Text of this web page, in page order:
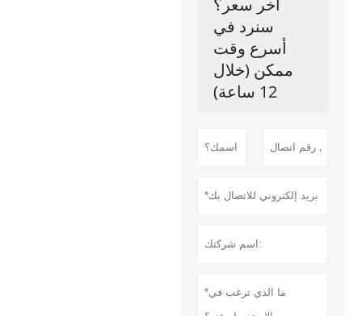
سنرد في
أسرع وقت
ممكن (خلال
12 ساعة)